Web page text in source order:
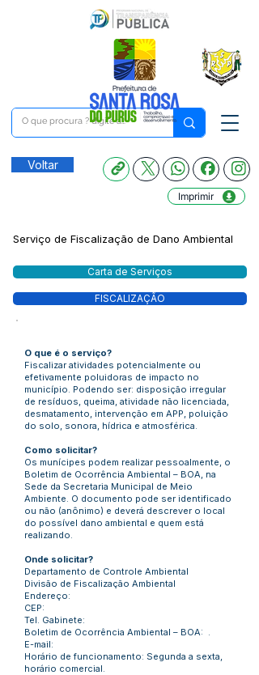
Voltar
Imprimir
Serviço de Fiscalização de Dano Ambiental
Carta de Serviços
FISCALIZAÇÃO
O que é o serviço?
Fiscalizar atividades potencialmente ou
efetivamente poluidoras de impacto no
município. Podendo ser: disposição irregular
de resíduos, queima, atividade não licenciada,
desmatamento, intervenção em APP, poluição
do solo, sonora, hídrica e atmosférica.
Como solicitar?
Os munícipes podem realizar pessoalmente, o
Boletim de Ocorrência Ambiental – BOA, na
Sede da Secretaria Municipal de Meio
Ambiente. O documento pode ser identificado
ou não (anônimo) e deverá descrever o local
do possível dano ambiental e quem está
realizando.
Onde solicitar?
Departamento de Controle Ambiental
Divisão de Fiscalização Ambiental
Endereço:
CEP:
Tel. Gabinete:
Boletim de Ocorrência Ambiental – BOA: .
E-mail:
Horário de funcionamento: Segunda a sexta,
horário comercial.